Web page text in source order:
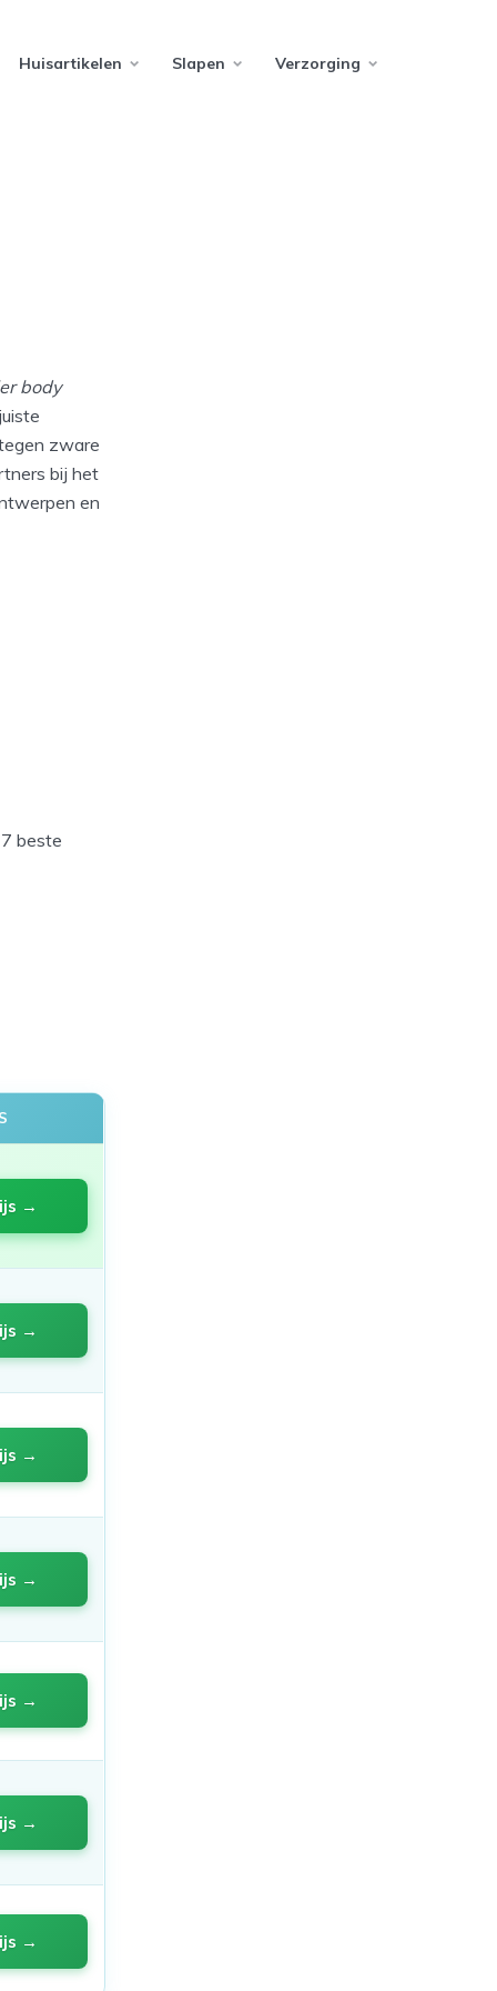
Huisartikelen Slapen Verzorging
body
zware
bij het
en
beste
→
→
→
→
→
→
→